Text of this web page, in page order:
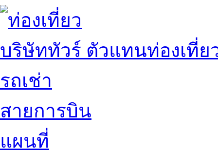
บริษัททัวร์ ตัวแทนท่องเที่ย
รถเช่า
สายการบิน
แผนที่